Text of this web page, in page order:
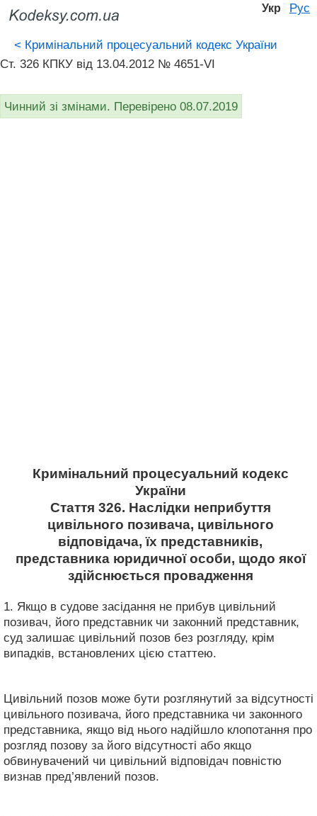
Укр Рус
< Кримінальний процесуальний кодекс України
Ст. 326 КПКУ від 13.04.2012 № 4651-VI
Чинний зі змінами. Перевірено 08.07.2019
Кримінальний процесуальний кодекс
України
Стаття 326. Наслідки неприбуття
цивільного позивача, цивільного
відповідача, їх представників,
представника юридичної особи, щодо якої
здійснюється провадження
1. Якщо в судове засідання не прибув цивільний
позивач, його представник чи законний представник,
суд залишає цивільний позов без розгляду, крім
випадків, встановлених цією статтею.
Цивільний позов може бути розглянутий за відсутності
цивільного позивача, його представника чи законного
представника, якщо від нього надійшло клопотання про
розгляд позову за його відсутності або якщо
обвинувачений чи цивільний відповідач повністю
визнав пред’явлений позов.